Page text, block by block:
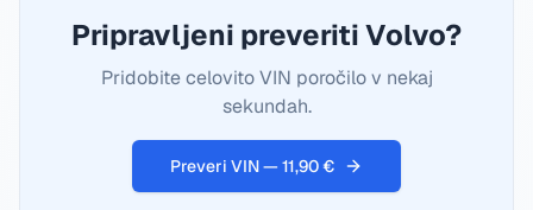
Pripravljeni preveriti Volvo?
Pridobite celovito VIN poročilo v nekaj
sekundah.
Preveri VIN — 11,90 €